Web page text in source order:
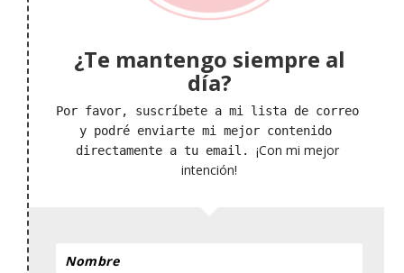
¿Te mantengo siempre al
día?
Por favor, suscríbete a mi lista de correo
y podré enviarte mi mejor contenido
directamente a tu email. ¡Con mi mejor
intención!